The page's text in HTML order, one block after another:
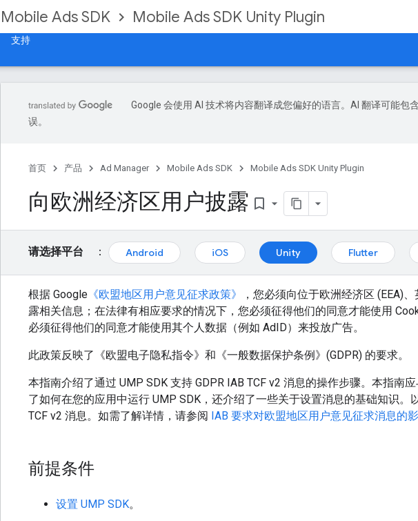
Mobile Ads SDK Mobile Ads SDK Unity Plugin
支持
Google 会使用 AI 技术将内容翻译成您偏好的语言。AI 翻译可能包
误。
首页 产品 Ad Manager Mobile Ads SDK Mobile Ads SDK Unity Plugin
向欧洲经济区用户披露 bookmark_border
请选择平台 ： Android iOS Unity Flutter
根据 Google 《欧盟地区用户意见征求政策》
，您必须向位于欧洲经济区 (EEA)
露相关信息；在法律有相应要求的情况下，您必须征得他们的同意才能使用
必须征得他们的同意才能使用其个人数据（例如 AdID）来投放广告。
此政策反映了《欧盟电子隐私指令》和《一般数据保护条例》(GDPR) 的要求。
本指南介绍了通过 UMP SDK 支持 GDPR IAB TCF v2 消息的操作步骤。本指南
了如何在您的应用中运行 UMP SDK，还介绍了一些关于设置消息的基础知识。
TCF v2 消息。如需了解详情，请参阅 IAB 要求对欧盟地区用户意见征求消息的
前提条件
设置 UMP SDK。